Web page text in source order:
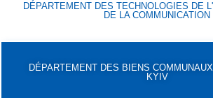
DÉPARTEMENT DES TECHNOLOGIES DE
DE LA COMMUNICATION
DÉPARTEMENT DES BIENS
KYIV